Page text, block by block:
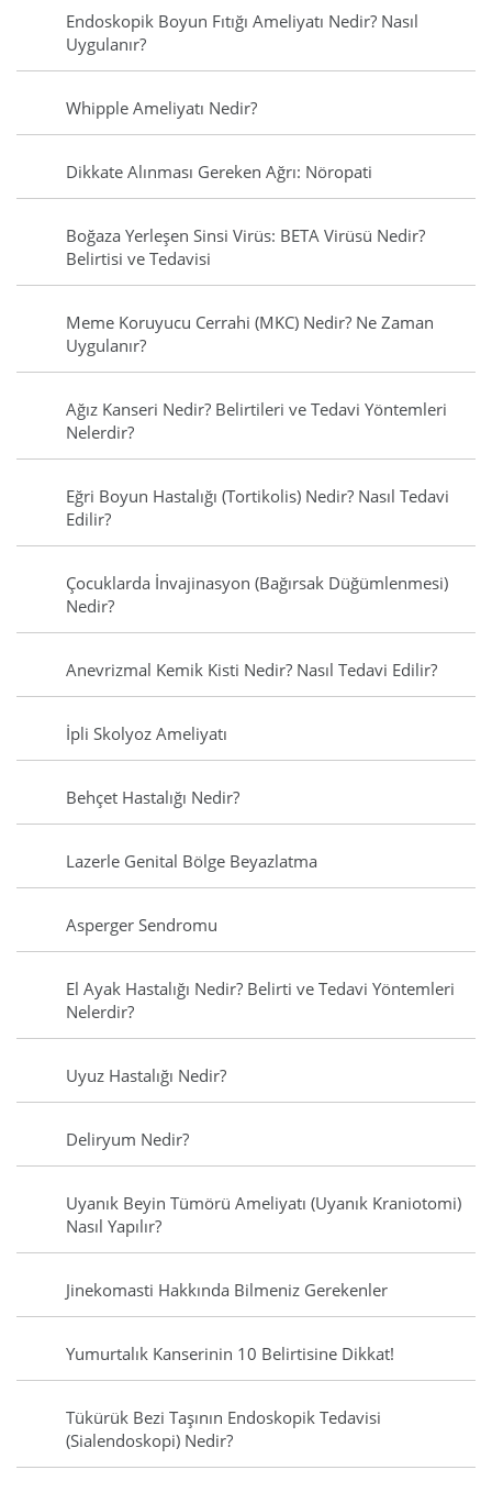
Endoskopik Boyun Fıtığı Ameliyatı Nedir? Nasıl
Uygulanır?
Whipple Ameliyatı Nedir?
Dikkate Alınması Gereken Ağrı: Nöropati
Boğaza Yerleşen Sinsi Virüs: BETA Virüsü Nedir?
Belirtisi ve Tedavisi
Meme Koruyucu Cerrahi (MKC) Nedir? Ne Zaman
Uygulanır?
Ağız Kanseri Nedir? Belirtileri ve Tedavi Yöntemleri
Nelerdir?
Eğri Boyun Hastalığı (Tortikolis) Nedir? Nasıl Tedavi
Edilir?
Çocuklarda İnvajinasyon (Bağırsak Düğümlenmesi)
Nedir?
Anevrizmal Kemik Kisti Nedir? Nasıl Tedavi Edilir?
İpli Skolyoz Ameliyatı
Behçet Hastalığı Nedir?
Lazerle Genital Bölge Beyazlatma
Asperger Sendromu
El Ayak Hastalığı Nedir? Belirti ve Tedavi Yöntemleri
Nelerdir?
Uyuz Hastalığı Nedir?
Deliryum Nedir?
Uyanık Beyin Tümörü Ameliyatı (Uyanık Kraniotomi)
Nasıl Yapılır?
Jinekomasti Hakkında Bilmeniz Gerekenler
Yumurtalık Kanserinin 10 Belirtisine Dikkat!
Tükürük Bezi Taşının Endoskopik Tedavisi
(Sialendoskopi) Nedir?